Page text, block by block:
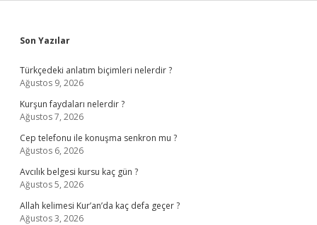
Sidebar
Son Yazılar
Türkçedeki anlatım biçimleri nelerdir ?
Ağustos 9, 2026
Kurşun faydaları nelerdir ?
Ağustos 7, 2026
Cep telefonu ile konuşma senkron mu ?
Ağustos 6, 2026
Avcılık belgesi kursu kaç gün ?
Ağustos 5, 2026
Allah kelimesi Kur’an’da kaç defa geçer ?
Ağustos 3, 2026